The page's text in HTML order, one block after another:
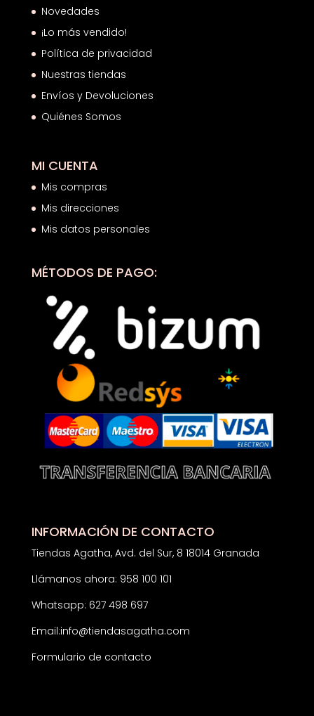
Novedades
¡Lo más vendido!
Política de privacidad
Nuestras tiendas
Envíos y Devoluciones
Quiénes Somos
MI CUENTA
Mis compras
Mis direcciones
Mis datos personales
MÉTODOS DE PAGO:
INFORMACIÓN DE CONTACTO
Tiendas Agatha, Avd. del Sur, 8 18014 Granada
Llámanos ahora: 958 100 101
Whatsapp: 627 498 697
Email:info@tiendasagatha.com
Formulario de contacto